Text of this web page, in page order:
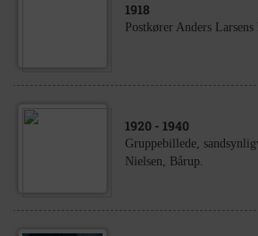
1918
Postkører Anders
1920 - 1940
Gruppebillede,
Nielsen, Bårup.